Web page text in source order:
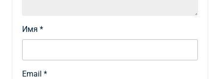
Имя *
Email *